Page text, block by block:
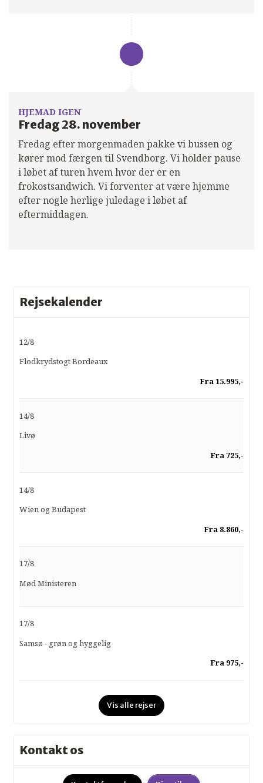
HJEMAD IGEN
Fredag 28. november
Fredag efter morgenmaden pakke vi bussen og
kører mod færgen til Svendborg. Vi holder pause
i løbet af turen hvem hvor der er en
frokostsandwich. Vi forventer at være hjemme
efter nogle herlige juledage i løbet af
eftermiddagen.
Rejsekalender
12/8
Flodkrydstogt Bordeaux
Fra 15.995,-
14/8
Livø
Fra 725,-
14/8
Wien og Budapest
Fra 8.860,-
17/8
Mød Ministeren
17/8
Samsø - grøn og hyggelig
Fra 975,-
Vis alle rejser
Kontakt os